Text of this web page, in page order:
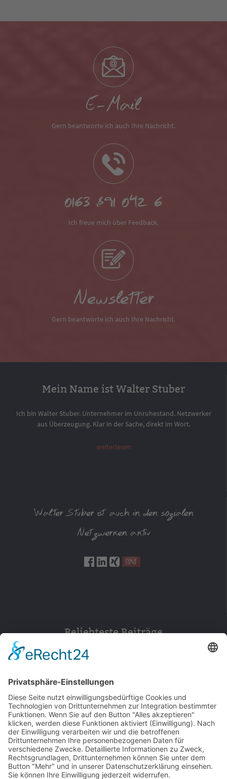
E-Mail
Gern beantworte ich auch Ihre Nachricht.
0163 891 042 6
Ich freue mich über Feedback.
Newsletter
Gern beantworte ich auch Ihre Nachricht.
Mein Name ist Walter Stuber
Ich bin Walter Stuber. Unternehmer im Unruhestand. Netzwerker
aus Überzeugung. Klar in der Sache, direkt im Wort.
weiterlesen
Walter Stuber ist auch in den sozialen
Netzwerken aktiv
Beliebteste Beiträge
© 2026 Walter Stuber -Impressum Datenschutz